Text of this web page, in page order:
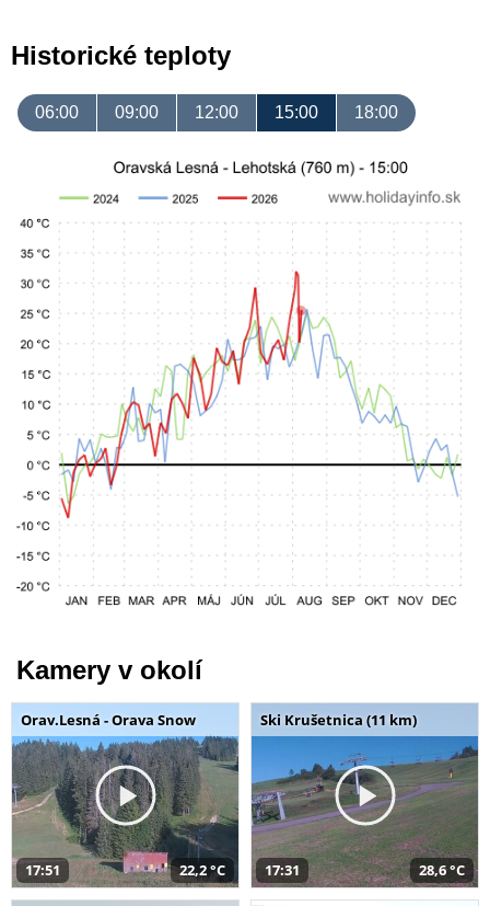
Historické teploty
06:00 09:00 12:00 15:00 18:00
Kamery v okolí
Orav.Lesná - Orava Snow
17:51 22,2 °C
Ski Krušetnica (11 km)
17:31 28,6 °C